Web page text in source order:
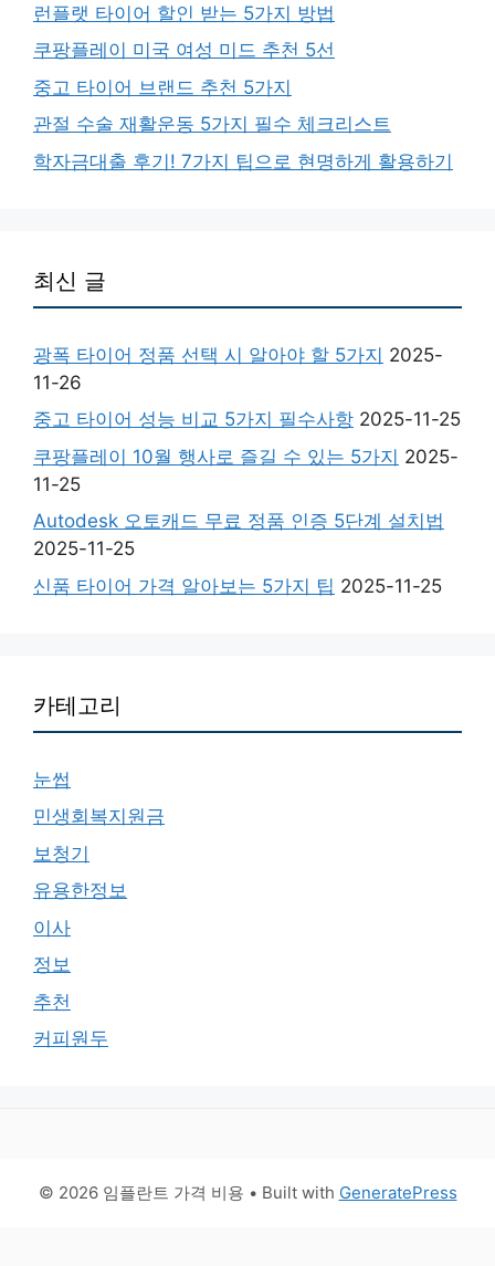
런플랫 타이어 할인 받는 5가지 방법
쿠팡플레이 미국 여성 미드 추천 5선
중고 타이어 브랜드 추천 5가지
관절 수술 재활운동 5가지 필수 체크리스트
학자금대출 후기! 7가지 팁으로 현명하게 활용하기
최신 글
광폭 타이어 정품 선택 시 알아야 할 5가지 2025-
11-26
중고 타이어 성능 비교 5가지 필수사항 2025-11-25
쿠팡플레이 10월 행사로 즐길 수 있는 5가지 2025-
11-25
Autodesk 오토캐드 무료 정품 인증 5단계 설치법
2025-11-25
신품 타이어 가격 알아보는 5가지 팁 2025-11-25
카테고리
눈썹
민생회복지원금
보청기
유용한정보
이사
정보
추천
커피원두
© 2026 임플란트 가격 비용 • Built with GeneratePress